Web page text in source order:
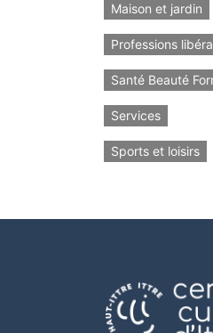
Maison et jardin
Professions
Santé Beauté
Services
Sports et loisirs